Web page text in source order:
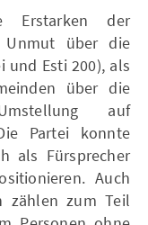
Erstarken der
Unmut über die
und Esti 200), als
über die
auf
Partei konnte
als Fürsprecher
Auch
zählen zum Teil